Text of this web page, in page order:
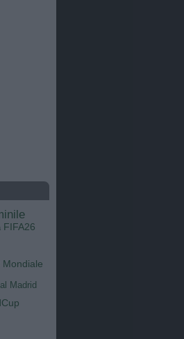
FIFA26
Mondiale
Madrid